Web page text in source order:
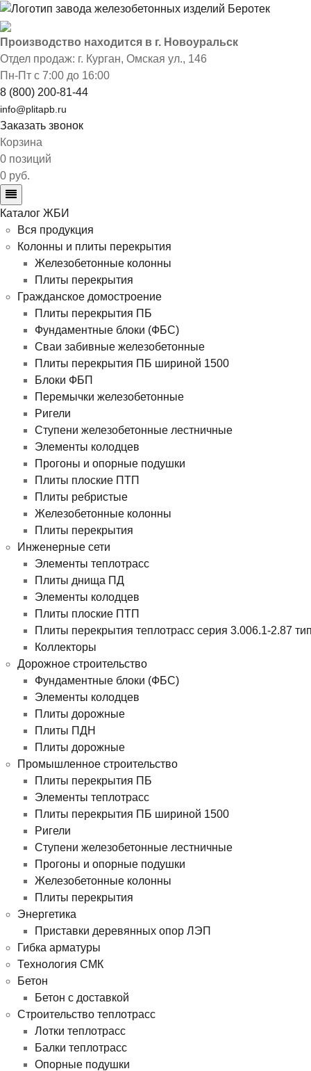
Производство находится в г. Новоуральск
Отдел продаж: г. Курган, Омская ул., 146
Пн-Пт с 7:00 до 16:00
8 (800) 200-81-44
info@plitapb.ru
Заказать звонок
Корзина
0 позиций
0 руб.
Каталог ЖБИ
Вся продукция
Колонны и плиты перекрытия
Железобетонные колонны
Плиты перекрытия
Гражданское домостроение
Плиты перекрытия ПБ
Фундаментные блоки (ФБС)
Сваи забивные железобетонные
Плиты перекрытия ПБ шириной 1500
Блоки ФБП
Перемычки железобетонные
Ригели
Ступени железобетонные лестничные
Элементы колодцев
Прогоны и опорные подушки
Плиты плоские ПТП
Плиты ребристые
Железобетонные колонны
Плиты перекрытия
Инженерные сети
Элементы теплотрасс
Плиты днища ПД
Элементы колодцев
Плиты плоские ПТП
Плиты перекрытия теплотрасс серия 3.006.1-2.87
Коллекторы
Дорожное строительство
Фундаментные блоки (ФБС)
Элементы колодцев
Плиты дорожные
Плиты ПДН
Плиты дорожные
Промышленное строительство
Плиты перекрытия ПБ
Элементы теплотрасс
Плиты перекрытия ПБ шириной 1500
Ригели
Ступени железобетонные лестничные
Прогоны и опорные подушки
Железобетонные колонны
Плиты перекрытия
Энергетика
Приставки деревянных опор ЛЭП
Гибка арматуры
Технология СМК
Бетон
Бетон с доставкой
Строительство теплотрасс
Лотки теплотрасс
Балки теплотрасс
Опорные подушки